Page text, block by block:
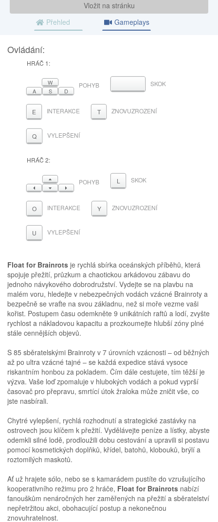
Vložit na stránku
Přehled
Gameplays
Ovládání:
HRÁČ 1:
W
A
S D
POHYB MEZERNÍKSKOK
E INTERAKCE T ZNOVUZROZENÍ
Q VYLEPŠENÍ
HRÁČ 2:
NAHORU
VLEVODOLŮVPRAVO
POHYB L SKOK
O INTERAKCE Y ZNOVUZROZENÍ
U VYLEPŠENÍ
Float for Brainrots je rychlá sbírka oceánských příběhů, která
spojuje přežití, průzkum a chaotickou arkádovou zábavu do
jednoho návykového dobrodružství. Vydejte se na plavbu na
malém voru, hledejte v nebezpečných vodách vzácné Brainroty a
bezpečně se vraťte na svou základnu, než si moře vezme vaši
kořist. Postupem času odemkněte 9 unikátních raftů a lodí, zvyšte
rychlost a nákladovou kapacitu a prozkoumejte hlubší zóny plné
stále cennějších objevů.
S 85 sběratelskými Brainroty v 7 úrovních vzácnosti – od běžných
až po ultra vzácné tajné – se každá expedice stává vysoce
riskantním honbou za pokladem. Čím dále cestujete, tím těžší je
výzva. Vaše loď zpomaluje v hlubokých vodách a pokud vyprší
časovač pro přepravu, smrtící útok žraloka může zničit vše, co
jste nasbírali.
Chytré vylepšení, rychlá rozhodnutí a strategické zastávky na
ostrovech jsou klíčem k přežití. Vydělávejte peníze a lístky, abyste
odemkli silné lodě, prodloužili dobu cestování a upravili si postavu
pomocí kosmetických doplňků, křídel, batohů, klobouků, brýlí a
roztomilých maskotů.
Ať už hrajete sólo, nebo se s kamarádem pustíte do vzrušujícího
kooperativního režimu pro 2 hráče, Float for Brainrots nabízí
fanouškům nenáročných her zaměřených na přežití a sběratelství
nepřetržitou akci, obohacující postup a nekonečnou
znovuhratelnost.